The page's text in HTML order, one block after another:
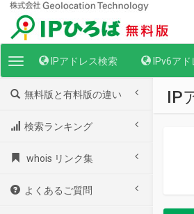
Toggle
navigation
IPアドレス検索 IPv6ア
無料版と有料版の違い
検索ランキング
whois リンク集
よくあるご質問
IP